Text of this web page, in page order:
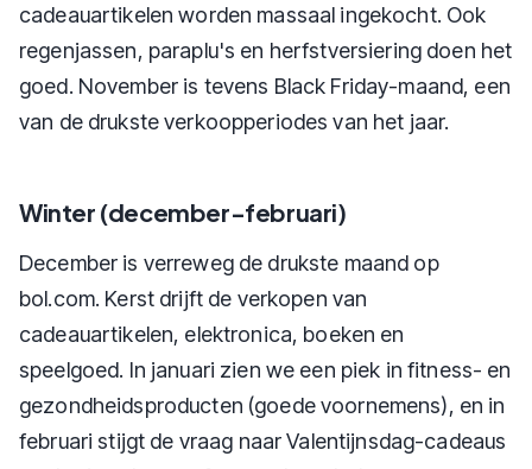
cadeauartikelen worden massaal ingekocht. Ook
regenjassen, paraplu's en herfstversiering doen het
goed. November is tevens Black Friday-maand, een
van de drukste verkoopperiodes van het jaar.
Winter (december-februari)
December is verreweg de drukste maand op
bol.com. Kerst drijft de verkopen van
cadeauartikelen, elektronica, boeken en
speelgoed. In januari zien we een piek in fitness- en
gezondheidsproducten (goede voornemens), en in
februari stijgt de vraag naar Valentijnsdag-cadeaus